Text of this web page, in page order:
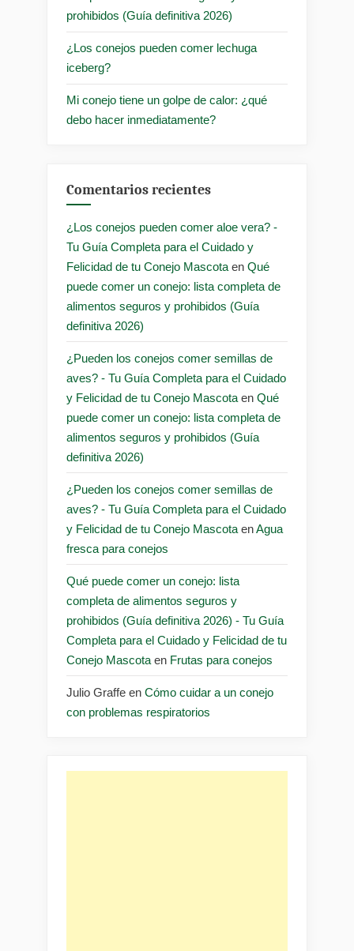
prohibidos (Guía definitiva 2026)
¿Los conejos pueden comer lechuga
iceberg?
Mi conejo tiene un golpe de calor: ¿qué
debo hacer inmediatamente?
Comentarios recientes
¿Los conejos pueden comer aloe vera? -
Tu Guía Completa para el Cuidado y
Felicidad de tu Conejo Mascota en Qué
puede comer un conejo: lista completa de
alimentos seguros y prohibidos (Guía
definitiva 2026)
¿Pueden los conejos comer semillas de
aves? - Tu Guía Completa para el Cuidado
y Felicidad de tu Conejo Mascota en Qué
puede comer un conejo: lista completa de
alimentos seguros y prohibidos (Guía
definitiva 2026)
¿Pueden los conejos comer semillas de
aves? - Tu Guía Completa para el Cuidado
y Felicidad de tu Conejo Mascota enAgua
fresca para conejos
Qué puede comer un conejo: lista
completa de alimentos seguros y
prohibidos (Guía definitiva 2026) - Tu Guía
Completa para el Cuidado y Felicidad de tu
Conejo Mascota en Frutas para conejos
Julio Graffe en Cómo cuidar a un conejo
con problemas respiratorios